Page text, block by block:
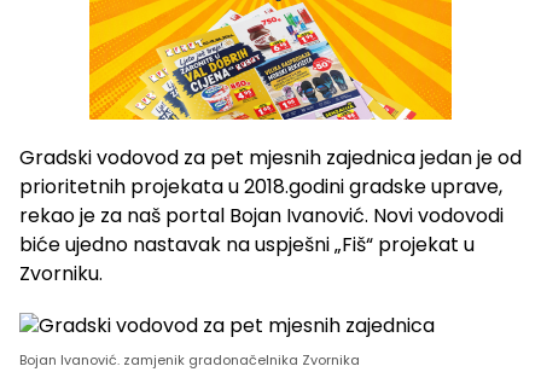
Gradski vodovod za pet mjesnih zajednica jedan je od
prioritetnih projekata u 2018.godini gradske uprave,
rekao je za naš portal Bojan Ivanović. Novi vodovodi
biće ujedno nastavak na uspješni „Fiš“ projekat u
Zvorniku.
Bojan Ivanović. zamjenik gradonačelnika Zvornika